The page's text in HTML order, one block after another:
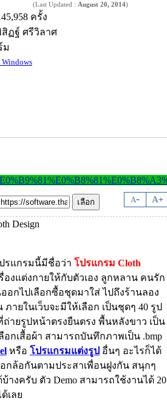
(Last Updated : August 20, 2014)
ครั้ง
ฏฐ์ ศรีวิลาศ
ม
Windows
A- A+
รแกรมนี้มีชื่อว่า โปรแกรม Cloth
งแต่งกายให้กับตัวเอง ลูกหลาน คนรัก
อกไปเลือกซื้อชุดมาใส่ ไปถึงร้านลอง
ายในเว็บจะมีให้เลือก เป็นชุดๆ 40 รูป
ายรูปหน้าตรงยืนตรง พื้นหลังขาว เป็น
กเสื้อผ้า สามารถบันทึกภาพเป็น .bmp
หรือ โปรแกรมแต่งรูป อื่นๆ อะไรก็ได้
อกล้อกันตามประสาเพื่อนฝูงกัน สนุกๆ
างครับ ตัว Demo สามารถใช้งานได้ 20
เลย